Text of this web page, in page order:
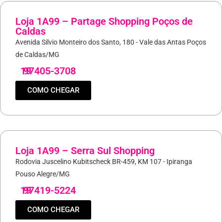
Loja 1A99 – Partage Shopping Poços de
Caldas
Avenida Silvio Monteiro dos Santo, 180 - Vale das Antas Poços
de Caldas/MG
19
97405-3708
COMO CHEGAR
Loja 1A99 – Serra Sul Shopping
Rodovia Juscelino Kubitscheck BR-459, KM 107 - Ipiranga
Pouso Alegre/MG
19
97419-5224
COMO CHEGAR